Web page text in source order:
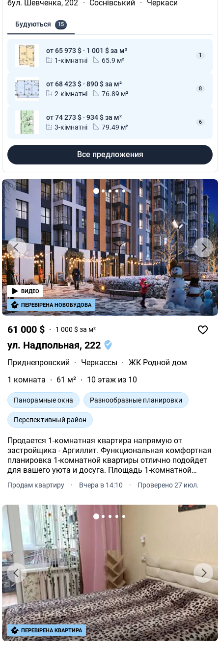
бул. Шевченка, 202 · Соснівський · Черкаси
Будуються 15
от 65 973 $ · 1 001 $ за м²
1-кімнатні
65.9 м²
1
от 68 423 $ · 890 $ за м²
2-кімнатні
76.89 м²
8
от 74 273 $ · 934 $ за м²
3-кімнатні
79.49 м²
6
Все предложения
61 000 $ 1 000 $ за м²
ул. Надпольная, 222
Приднепровский · Черкассы · ЖК Родной дом
1 комната
61 м² 10 этаж из 10
Панорамные окна Разнообразные планировки
Перспективный район
Продается 1-комнатная квартира напрямую от
застройщика - Аргиллит. Функциональная комфортная
планировка 1-комнатной квартиры отлично подойдет
для вашего уюта и досуга. Площадь 1-комнатной
10-и этажного дома.
Продам квартиру · Вчера в 14:10 · Проверено 27 июл.
ВИДЕО
ПЕРЕВІРЕНА НОВОБУДОВА
ПЕРЕВІРЕНА КВАРТИРА